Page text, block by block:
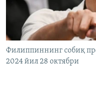
Филиппиннинг собиқ
2024 йил 28 октябри